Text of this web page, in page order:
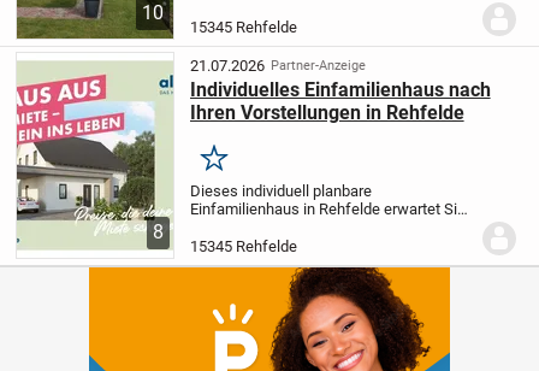
10
GRUNDSTÜCK UND AUTARKER ENERGIE
Objekt Dieses gepflegte Einfamilienhaus
aus dem Jahr 2000 vereint modernes
Wohnen,...
15345 Rehfelde
8
21.07.2026 Partner-Anzeige
Individuelles Einfamilienhaus nach
Ihren Vorstellungen in Rehfelde
Merken
Dieses individuell planbare
Einfamilienhaus in Rehfelde erwartet Sie
bietet insgesamt 136,07 m² Wohnfläche
über zwei Etagen. Ihnen stehen vier
Zimmer, darunter...
15345 Rehfelde